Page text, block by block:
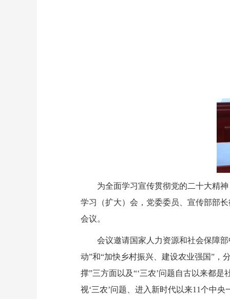
为全面学习宣传贯彻党的二十大精神
学习（扩大）会，党委委员、宣传部部
会议。
会议邀请国家人力资源和社会保障部
动”和“加快乡村振兴、建设农业强国”，
撑”三方面以及“‘三农’问题自古以来都
视‘三农’问题、进入新时代以来11个中